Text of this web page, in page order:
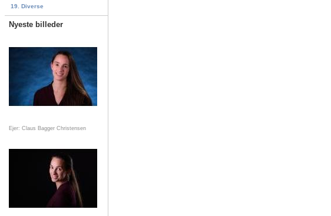
19. Diverse
Nyeste billeder
Ejer: Claus Bagger Christensen